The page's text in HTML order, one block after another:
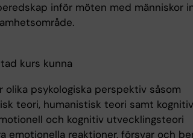
inför möten med människor
kurs kunna
psykologiska perspektiv såsom
teori, humanistisk teori samt
och kognitiv utvecklingsteori
emotionella reaktioner, försvar och